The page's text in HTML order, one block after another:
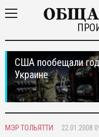
США пообещали
Украине
МЭР ТОЛЬЯТТИ 22.01.2008